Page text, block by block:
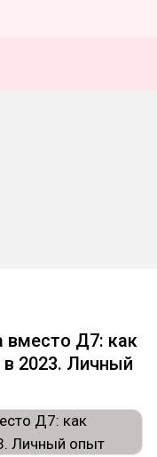
вместо Д7: как
2023. Личный